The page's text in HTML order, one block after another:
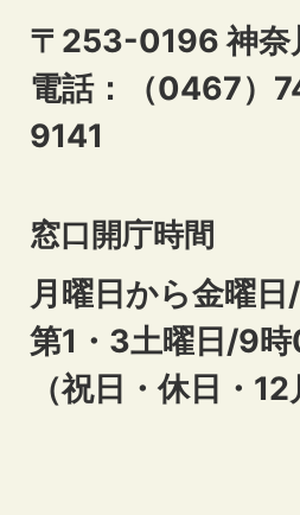
〒253-0196 神奈
電話：（0467）
9141
窓口開庁時間
月曜日から金曜
第1・3土曜日/9
（祝日・休日・